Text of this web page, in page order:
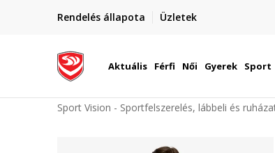
Rendelés állapota Üzletek
Szállítás Magyarország
Aktuális Férfi Női Gyerek Sport
Sport Vision - Sportfelszerelés, lábbeli és